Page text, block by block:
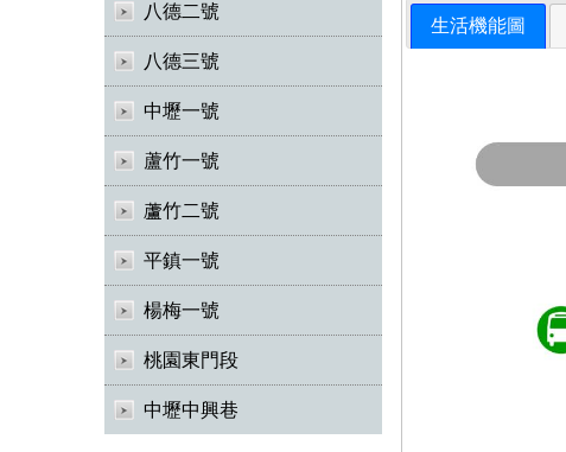
八德二號
八德三號
中壢一號
蘆竹一號
蘆竹二號
平鎮一號
楊梅一號
桃園東門段
中壢中興巷
生活機能圖